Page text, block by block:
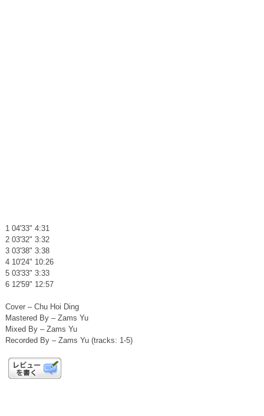
1 04'33" 4:31
2 03'32" 3:32
3 03'38" 3:38
4 10'24" 10:26
5 03'33" 3:33
6 12'59" 12:57
Cover – Chu Hoi Ding
Mastered By – Zams Yu
Mixed By – Zams Yu
Recorded By – Zams Yu (tracks: 1-5)